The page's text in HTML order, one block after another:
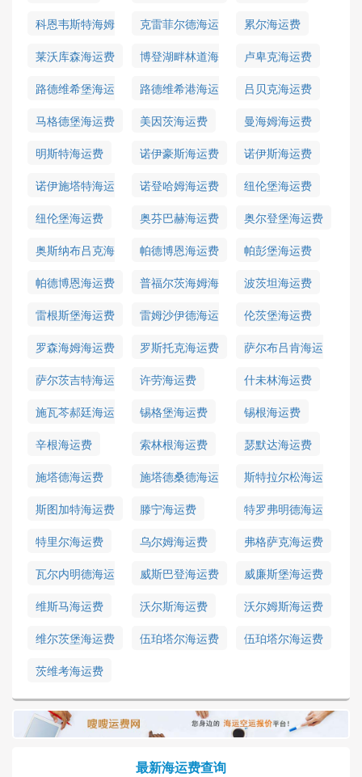
科恩韦斯特海姆
海运费
克雷菲尔德海运
费
累尔海运费
莱沃库森海运费
博登湖畔林道海
运费
卢卑克海运费
路德维希堡海运
路德维希港海运
费
吕贝克海运费
马格德堡海运费
美因茨海运费
曼海姆海运费
明斯特海运费
诺伊豪斯海运费
诺伊斯海运费
诺伊施塔特海运
诺登哈姆海运费
纽伦堡海运费
纽伦堡海运费
奥芬巴赫海运费
奥尔登堡海运费
奥斯纳布吕克海
运费
帕德博恩海运费
帕彭堡海运费
帕德博恩海运费
普福尔茨海姆海
运费
波茨坦海运费
雷根斯堡海运费
雷姆沙伊德海运
伦茨堡海运费
罗森海姆海运费
罗斯托克海运费
萨尔布吕肯海运
萨尔茨吉特海运
费
许劳海运费
什未林海运费
施瓦芩郝廷海运
锡格堡海运费
锡根海运费
辛根海运费
索林根海运费
瑟默达海运费
施塔德海运费
施塔德桑德海运
斯特拉尔松海运
费
斯图加特海运费 滕宁海运费
特罗弗明德海运
特里尔海运费 乌尔姆海运费
弗格萨克海运费
瓦尔内明德海运
威斯巴登海运费
威廉斯堡海运费
维斯马海运费
沃尔斯海运费
沃尔姆斯海运费
维尔茨堡海运费
伍珀塔尔海运费
伍珀塔尔海运费
茨维考海运费
最新海运费查询